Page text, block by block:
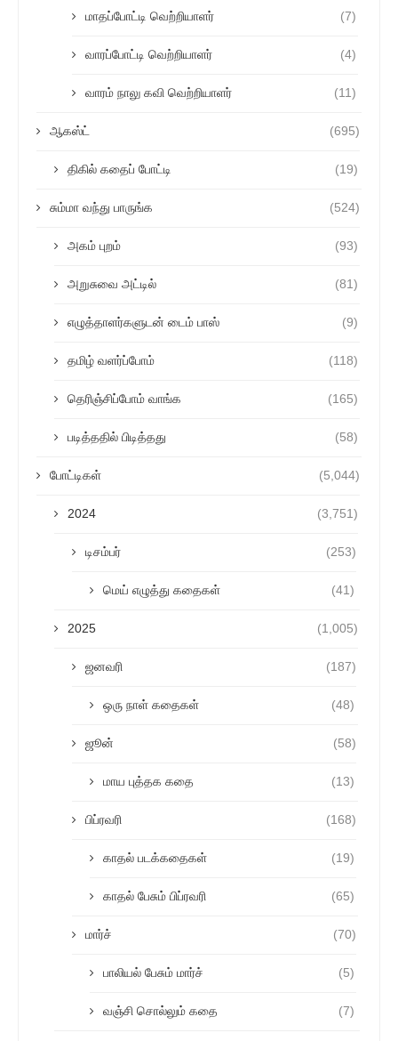
மாதப்போட்டி வெற்றியாளர் (7)
வாரப்போட்டி வெற்றியாளர் (4)
வாரம் நாலு கவி வெற்றியாளர் (11)
ஆகஸ்ட் (695)
திகில் கதைப் போட்டி (19)
சும்மா வந்து பாருங்க (524)
அகம் புறம் (93)
அறுசுவை அட்டில் (81)
எழுத்தாளர்களுடன் டைம் பாஸ் (9)
தமிழ் வளர்ப்போம் (118)
தெரிஞ்சிப்போம் வாங்க (165)
படித்ததில் பிடித்தது (58)
போட்டிகள் (5,044)
2024 (3,751)
டிசம்பர் (253)
மெய் எழுத்து கதைகள் (41)
2025 (1,005)
ஜனவரி (187)
ஒரு நாள் கதைகள் (48)
ஜூன் (58)
மாய புத்தக கதை (13)
பிப்ரவரி (168)
காதல் படக்கதைகள் (19)
காதல் பேசும் பிப்ரவரி (65)
மார்ச் (70)
பாலியல் பேசும் மார்ச் (5)
வஞ்சி சொல்லும் கதை (7)